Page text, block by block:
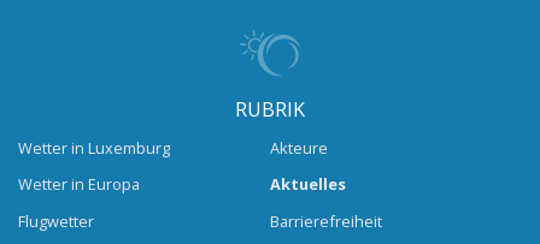
RUBRIK
Wetter in Luxemburg
Wetter in Europa
Flugwetter
Akteure
Aktuelles
Barrierefreiheit